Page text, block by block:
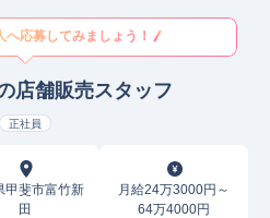
へ応募してみましょう！
店舗販売スタッフ
正社員
甲斐市富竹新
田
月給24万3000円～
64万4000円